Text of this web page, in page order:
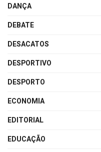
DANÇA
DEBATE
DESACATOS
DESPORTIVO
DESPORTO
ECONOMIA
EDITORIAL
EDUCAÇÃO